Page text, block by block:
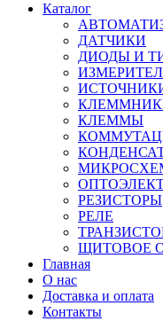
Каталог
ДАТЧИКИ
ДИОДЫ И
КЛЕММЫ
РЕЗИСТОРЫ
РЕЛЕ
ЩИТОВОЕ
Главная
О нас
Доставка и оплата
Контакты